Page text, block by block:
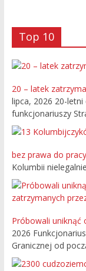
Top 10
20 – latek
lipca, 2026 20-letni
funkcjonariuszy
bez prawa do pracy
Kolumbii
Próbowali uniknąć
2026
Granicznej od